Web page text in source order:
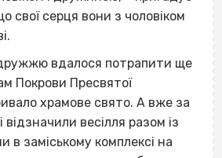
свої серця вони з чоловіком
вдалося потрапити ще
Покрови Пресвятої
храмове свято. А вже за
весілля разом із
в заміському комплексі на